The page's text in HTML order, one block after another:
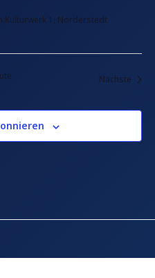
Kulturwerk 1, Norderstedt
Nächste